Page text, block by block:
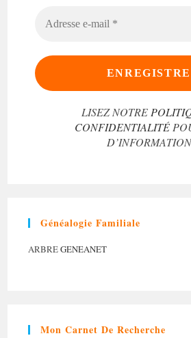
LISEZ NOTRE
CONFIDENTIALITÉ
Généalogie Familiale
ARBREGENEANET
Mon Carnet De Recherche